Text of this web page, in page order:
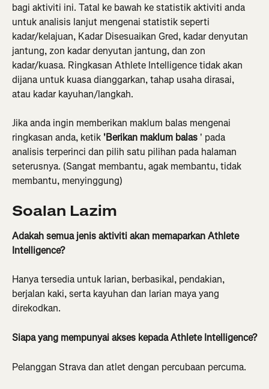
bagi aktiviti ini. Tatal ke bawah ke statistik aktiviti anda
untuk analisis lanjut mengenai statistik seperti
kadar/kelajuan, Kadar Disesuaikan Gred, kadar denyutan
jantung, zon kadar denyutan jantung, dan zon
kadar/kuasa. Ringkasan Athlete Intelligence tidak akan
dijana untuk kuasa dianggarkan, tahap usaha dirasai,
atau kadar kayuhan/langkah.
Jika anda ingin memberikan maklum balas mengenai
ringkasan anda, ketik 'Berikan maklum balas ' pada
analisis terperinci dan pilih satu pilihan pada halaman
seterusnya. (Sangat membantu, agak membantu, tidak
membantu, menyinggung)
Soalan Lazim
Adakah semua jenis aktiviti akan memaparkan Athlete
Intelligence?
Hanya tersedia untuk larian, berbasikal, pendakian,
berjalan kaki, serta kayuhan dan larian maya yang
direkodkan.
Siapa yang mempunyai akses kepada Athlete Intelligence?
Pelanggan Strava dan atlet dengan percubaan percuma.